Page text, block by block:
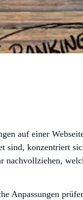
auf einer
sind, konzentriert
Anpassungen